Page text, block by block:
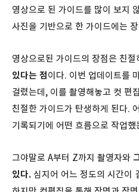
영상으로 된 가이드를 많이 보지
사진을 기반으로 한 가이드에는
영상으로된 가이드의 장점은 친절
있다는 점이다. 이번 업데이트를
걸렸는데, 이를 촬영해놓고 컷 편
친절한 가이드가 탄생하게 된다.
기록되기에 어떤 흐름으로 작업
그야말로 A부터 Z까지 촬영자와
있다. 심지어 어느 정도의 시간이